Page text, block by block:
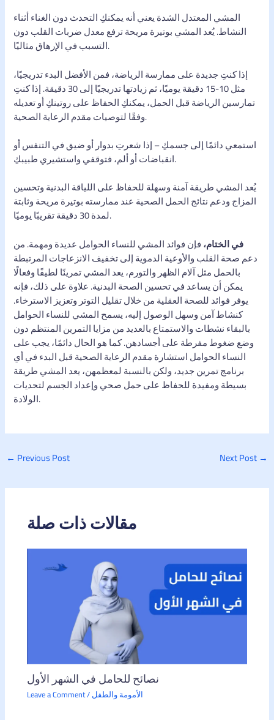
المشي المعتدل الشدة يعني أنه يمكنكِ التحدث دون الغناء أثناء
النشاط. يُعد المشي بوتيرة مريحة ترفع معدل ضربات القلب دون
التسبب في الإرهاق مثاليًا.
إذا كنتِ جديدة على ممارسة الرياضة، فمن الأفضل البدء تدريجيًا،
مثل 10-15 دقيقة يوميًا، ثم زيادتها تدريجيًا إلى 30 دقيقة. إذا كنتِ
تمارسين الرياضة قبل الحمل، يمكنكِ الحفاظ على روتينكِ أو تعديله
وفقًا لتوصيات مقدم الرعاية الصحية.
استمعي دائمًا إلى جسمكِ – إذا شعرتِ بدوار أو ضيق في التنفس أو
انقباضات أو ألم، فتوقفي واستشيري طبيبكِ.
يُعد المشي طريقة آمنة وسهلة للحفاظ على اللياقة البدنية وتحسين
المزاج ودعم نتائج الحمل الصحية عند ممارسته بوتيرة مريحة وثابتة
لمدة 30 دقيقة تقريبًا يوميًا.
في الختام،فإن فوائد المشي للنساء الحوامل عديدة ومهمة. من
دعم صحة القلب والأوعية الدموية إلى تخفيف الانزعاجات المرتبطة
بالحمل مثل آلام الظهر والتورم، يعد المشي تمرينًا لطيفًا وفعالًا
يمكن أن يساعد في تحسين الصحة البدنية. علاوة على ذلك، فإنه
يوفر فوائد للصحة العقلية من خلال تقليل التوتر وتعزيز الاسترخاء.
كنشاط آمن وسهل الوصول إليه، يسمح المشي للنساء الحوامل
بالبقاء نشطات والاستمتاع بالعديد من مزايا التمرين المنتظم دون
وضع ضغوط مفرطة على أجسادهن. كما هو الحال دائمًا، يجب على
النساء الحوامل استشارة مقدم الرعاية الصحية قبل البدء في أي
برنامج تمرين جديد، ولكن بالنسبة لمعظمهن، يعد المشي طريقة
بسيطة ومفيدة للحفاظ على حمل صحي وإعداد الجسم لتحديات
الولادة.
← Previous Post Next Post →
مقالات ذات صلة
نصائح للحامل في الشهر الأول
Leave a Comment/الأمومة والطفل